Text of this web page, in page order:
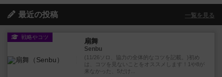
最近の投稿 一覧を見る
戦略やコツ 扇舞
Senbu
(11/26ソロ、協力の全体的なコツを記載。)初め
は、コツを見ないことをオススメします！1や8が
来なかった、5だけ...